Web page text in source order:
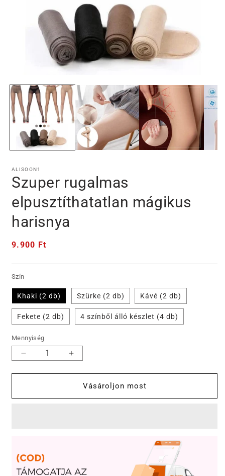
médiafájl
megnyitása
modális
párbeszédpanelen
ALISOON1
Szuper rugalmas
elpusztíthatatlan mágikus
harisnya
Normál
9.900 Ft
Szín
Khaki (2 db) Szürke (2 db) Kávé (2 db)
Fekete (2 db) 4 színből álló készlet (4 db)
Mennyiség
Szuper
harisnya
Szuper
mágikus
harisnya
Vásároljon most